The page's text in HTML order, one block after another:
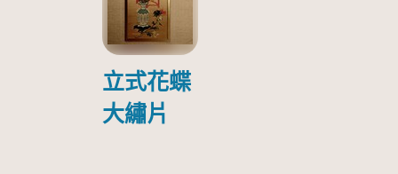
立式花蝶
大繡片
傷日本戰